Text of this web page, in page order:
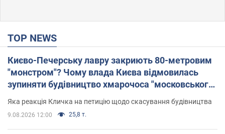
TOP NEWS
Києво-Печерську лавру закриють 80-метровим
"монстром"? Чому влада Києва відмовилась
зупиняти будівництво хмарочоса "московського
вірянина"
Яка реакція Кличка на петицію щодо скасування будівництва
9.08.2026 12:00 25,8 т.